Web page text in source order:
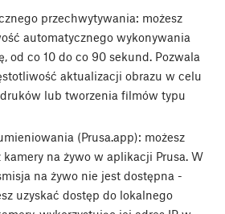
przechwytywania: możesz
automatycznego wykonywania
od co 10 do co 90 sekund. Pozwala
aktualizacji obrazu w celu
lub tworzenia filmów typu
(Prusa.app): możesz
na żywo w aplikacji Prusa. W
na żywo nie jest dostępna -
uzyskać dostęp do lokalnego